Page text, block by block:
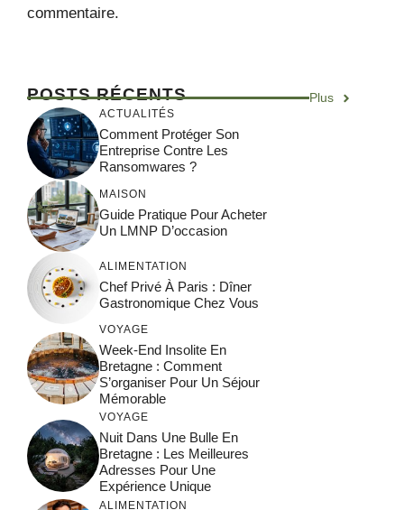
commentaire.
POSTS RÉCENTS Plus
ACTUALITÉS
Comment Protéger Son
Entreprise Contre Les
Ransomwares ?
MAISON
Guide Pratique Pour Acheter
Un LMNP D’occasion
ALIMENTATION
Chef Privé À Paris : Dîner
Gastronomique Chez Vous
VOYAGE
Week-End Insolite En
Bretagne : Comment
S’organiser Pour Un Séjour
Mémorable
VOYAGE
Nuit Dans Une Bulle En
Bretagne : Les Meilleures
Adresses Pour Une
Expérience Unique
ALIMENTATION